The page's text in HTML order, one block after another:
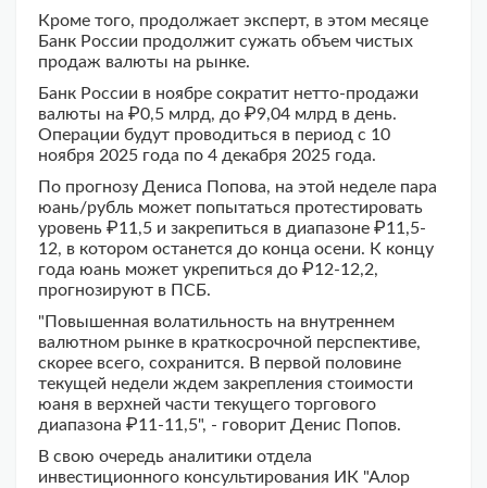
Кроме того, продолжает эксперт, в этом месяце
Банк России продолжит сужать объем чистых
продаж валюты на рынке.
Банк России в ноябре сократит нетто-продажи
валюты на ₽0,5 млрд, до ₽9,04 млрд в день.
Операции будут проводиться в период с 10
ноября 2025 года по 4 декабря 2025 года.
По прогнозу Дениса Попова, на этой неделе пара
юань/рубль может попытаться протестировать
уровень ₽11,5 и закрепиться в диапазоне ₽11,5-
12, в котором останется до конца осени. К концу
года юань может укрепиться до ₽12-12,2,
прогнозируют в ПСБ.
"Повышенная волатильность на внутреннем
валютном рынке в краткосрочной перспективе,
скорее всего, сохранится. В первой половине
текущей недели ждем закрепления стоимости
юаня в верхней части текущего торгового
диапазона ₽11-11,5", - говорит Денис Попов.
В свою очередь аналитики отдела
инвестиционного консультирования ИК "Алор